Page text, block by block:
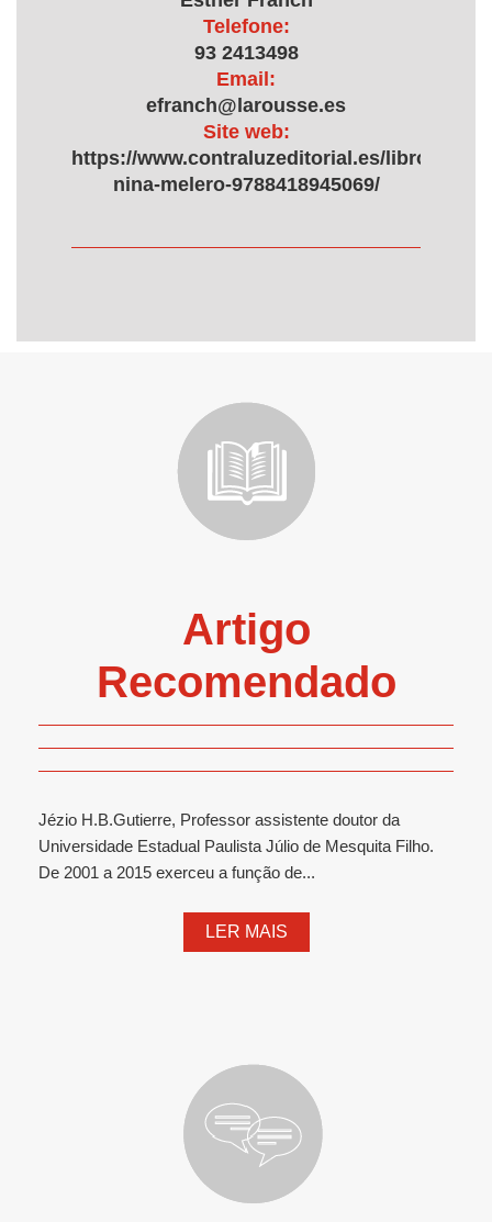
Telefone:
93 2413498
Email:
efranch@larousse.es
Site web:
https://www.contraluzeditorial.es/libro/
nina-melero-9788418945069/
Artigo
Recomendado
Jézio H.B.Gutierre, Professor assistente doutor da
Universidade Estadual Paulista Júlio de Mesquita Filho.
De 2001 a 2015 exerceu a função de...
LER MAIS